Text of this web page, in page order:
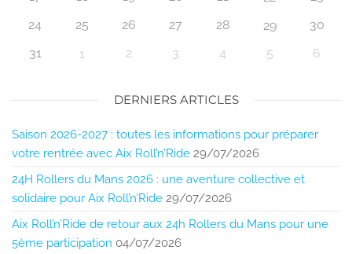
24
25 26 27 28 29
30
31
1 2 3 4 5 6
DERNIERS ARTICLES
Saison 2026-2027 : toutes les informations pour préparer
votre rentrée avec Aix Roll’n’Ride 29/07/2026
24H Rollers du Mans 2026 : une aventure collective et
solidaire pour Aix Roll’n’Ride 29/07/2026
Aix Roll’n’Ride de retour aux 24h Rollers du Mans pour une
5ème participation 04/07/2026